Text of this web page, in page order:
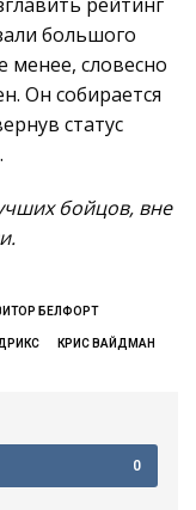
большого
менее, словесно
Он собирается
статус
бойцов, вне
БЕЛФОРТ
КРИС ВАЙДМАН
0